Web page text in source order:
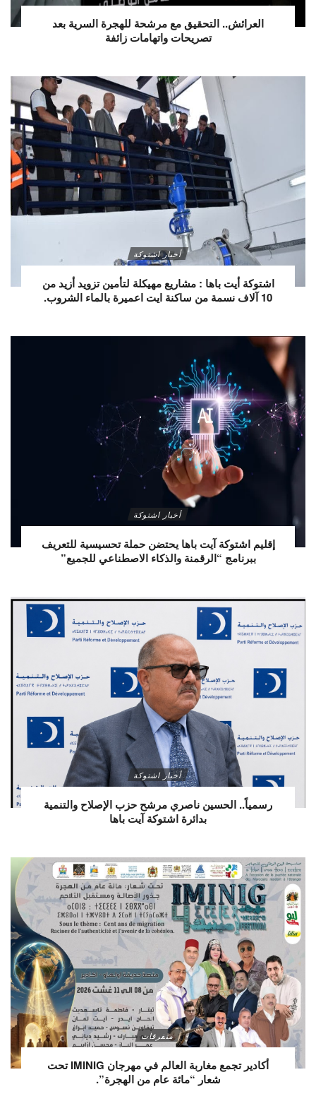
العرائش.. التحقيق مع مرشحة للهجرة السرية بعد
تصريحات واتهامات زائفة
أخبار اشتوكة
اشتوكة أيت باها : مشاريع مهيكلة لتأمين تزويد أزيد من
10 آلاف نسمة من ساكنة ايت اعميرة بالماء الشروب.
أخبار اشتوكة
إقليم اشتوكة آيت باها يحتضن حملة تحسيسية للتعريف
ببرنامج “الرقمنة والذكاء الاصطناعي للجميع”
أخبار اشتوكة
رسمياً.. الحسين ناصري مرشح حزب الإصلاح والتنمية
بدائرة اشتوكة آيت باها
متفرقات
أكادير تجمع مغاربة العالم في مهرجان IMINIG تحت
شعار “مائة عام من الهجرة”.